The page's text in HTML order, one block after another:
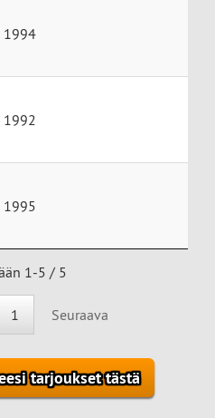
1994
1992
1995
1-5 / 5
1 Seuraava
tarjoukset tästä